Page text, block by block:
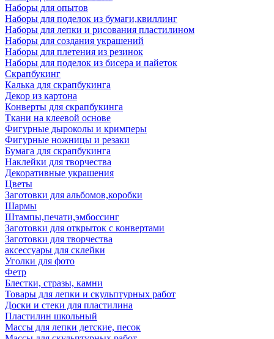
Наборы для опытов
Наборы для поделок из бумаги,квиллинг
Наборы для лепки и рисования пластилином
Наборы для создания украшений
Наборы для плетения из резинок
Наборы для поделок из бисера и пайеток
Скрапбукинг
Калька для скрапбукинга
Декор из картона
Конверты для скрапбукинга
Ткани на клеевой основе
Фигурные дыроколы и кримперы
Фигурные ножницы и резаки
Бумага для скрапбукинга
Наклейки для творчества
Декоративные украшения
Цветы
Заготовки для альбомов,коробки
Шармы
Штампы,печати,эмбоссинг
Заготовки для открыток с конвертами
Заготовки для творчества
аксессуары для склейки
Уголки для фото
Фетр
Блестки, стразы, камни
Товары для лепки и скульптурных работ
Доски и стеки для пластилина
Пластилин школьный
Массы для лепки детские, песок